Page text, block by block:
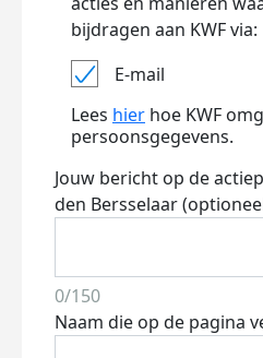
bijdragen aan KWF via:
E-mail
Lees hier hoe KWF
persoonsgegevens.
Jouw bericht op de
den Bersselaar
0/150
Naam die op de pagina